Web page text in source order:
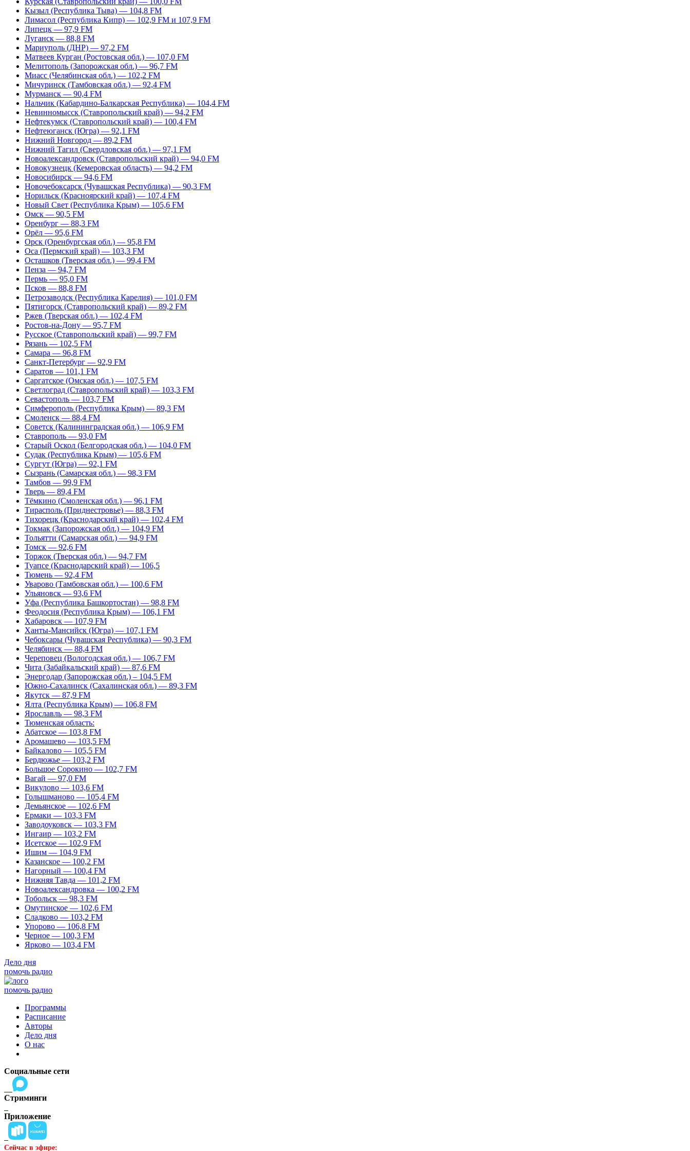
Кызыл (Республика Тыва) — 104,8 FM
Лимасол (Республика Кипр) — 102,9 FM и 107,9 FM
Липецк — 97,9 FM
Луганск — 88,8 FM
Мариуполь (ДНР) — 97,2 FM
Матвеев Курган (Ростовская обл.) — 107,0 FM
Мелитополь (Запорожская обл.) — 96,7 FM
Миасс (Челябинская обл.) — 102,2 FM
Мичуринск (Тамбовская обл.) — 92,4 FM
Мурманск — 90,4 FM
Нальчик (Кабардино-Балкарская Республика) — 104,4 FM
Невинномысск (Ставропольский край) — 94,2 FM
Нефтекумск (Ставропольский край) — 100,4 FM
Нефтеюганск (Югра) — 92,1 FM
Нижний Новгород — 89,2 FM
Нижний Тагил (Свердловская обл.) — 97,1 FM
Новоалександровск (Ставропольский край) — 94,0 FM
Новокузнецк (Кемеровская область) — 94,2 FM
Новосибирск — 94,6 FM
Новочебоксарск (Чувашская Республика) — 90,3 FM
Норильск (Красноярский край) — 107,4 FM
Новый Свет (Республика Крым) — 105,6 FM
Омск — 90,5 FM
Оренбург — 88,3 FM
Орёл — 95,6 FM
Орск (Оренбургская обл.) — 95,8 FM
Оса (Пермский край) — 103,3 FM
Осташков (Тверская обл.) — 99,4 FM
Пенза — 94,7 FM
Пермь — 95,0 FM
Псков — 88,8 FM
Петрозаводск (Республика Карелия) — 101,0 FM
Пятигорск (Ставропольский край) — 89,2 FM
Ржев (Тверская обл.) — 102,4 FM
Ростов-на-Дону — 95,7 FM
Русское (Ставропольский край) — 99,7 FM
Рязань — 102,5 FM
Самара — 96,8 FM
Санкт-Петербург — 92,9 FM
Саратов — 101,1 FM
Саргатское (Омская обл.) — 107,5 FM
Светлоград (Ставропольский край) — 103,3 FM
Севастополь — 103,7 FM
Симферополь (Республика Крым) — 89,3 FM
Смоленск — 88,4 FM
Советск (Калининградская обл.) — 106,9 FM
Ставрополь — 93,0 FM
Старый Оскол (Белгородская обл.) — 104,0 FM
Судак (Республика Крым) — 105,6 FM
Сургут (Югра) — 92,1 FM
Сызрань (Самарская обл.) — 98,3 FM
Тамбов — 99,9 FM
Тверь — 89,4 FM
Тёмкино (Смоленская обл.) — 96,1 FM
Тирасполь (Приднестровье) — 88,3 FM
Тихорецк (Краснодарский край) — 102,4 FM
Токмак (Запорожская обл.) — 104,9 FM
Тольятти (Самарская обл.) — 94,9 FM
Томск — 92,6 FM
Торжок (Тверская обл.) — 94,7 FM
Туапсе (Краснодарский край) — 106,5
Тюмень — 92,4 FM
Уварово (Тамбовская обл.) — 100,6 FM
Ульяновск — 93,6 FM
Уфа (Республика Башкортостан) — 98,8 FM
Феодосия (Республика Крым) — 106,1 FM
Хабаровск — 107,9 FM
Ханты-Мансийск (Югра) — 107,1 FM
Чебоксары (Чувашская Республика) — 90,3 FM
Челябинск — 88,4 FM
Череповец (Вологодская обл.) — 106,7 FM
Чита (Забайкальский край) — 87,6 FM
Энергодар (Запорожская обл.) – 104,5 FM
Южно-Сахалинск (Сахалинская обл.) — 89,3 FM
Якутск — 87,9 FM
Ялта (Республика Крым) — 106,8 FM
Ярославль — 98,3 FM
Тюменская область:
Абатское — 103,8 FM
Аромашево — 103,5 FM
Байкалово — 105,5 FM
Бердюжье — 103,2 FM
Большое Сорокино — 102,7 FM
Вагай — 97,0 FM
Викулово — 103,6 FM
Голышманово — 105,4 FM
Демьянское — 102,6 FM
Ермаки — 103,3 FM
Заводоуковск — 103,3 FM
Ингаир — 103,2 FM
Исетское — 102,9 FM
Ишим — 104,9 FM
Казанское — 100,2 FM
Нагорный — 100,4 FM
Нижняя Тавда — 101,2 FM
Новоалександровка — 100,2 FM
Тобольск — 98,3 FM
Омутинское — 102,6 FM
Сладково — 103,2 FM
Упорово — 106,8 FM
Черное — 100,3 FM
Ярково — 103,4 FM
Дело дня
помочь радио
помочь радио
Программы
Расписание
Авторы
Дело дня
О нас
Социальные сети
Стриминги
Приложение
Сейчас в эфире: